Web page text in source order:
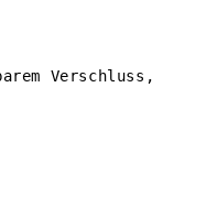
Verschluss,